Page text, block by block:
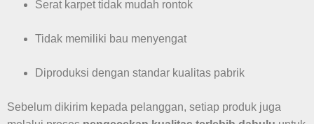
Serat karpet tidak mudah rontok
Tidak memiliki bau menyengat
Diproduksi dengan standar kualitas pabrik
Sebelum dikirim kepada pelanggan, setiap produk juga